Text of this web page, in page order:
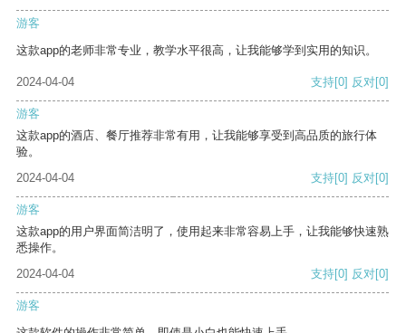
游客
这款app的老师非常专业，教学水平很高，让我能够学到实用的知识。
2024-04-04 支持[0] 反对[0]
游客
这款app的酒店、餐厅推荐非常有用，让我能够享受到高品质的旅行体
验。
2024-04-04
支持[0] 反对[0]
游客
这款app的用户界面简洁明了，使用起来非常容易上手，让我能够快速熟
悉操作。
2024-04-04
支持[0] 反对[0]
游客